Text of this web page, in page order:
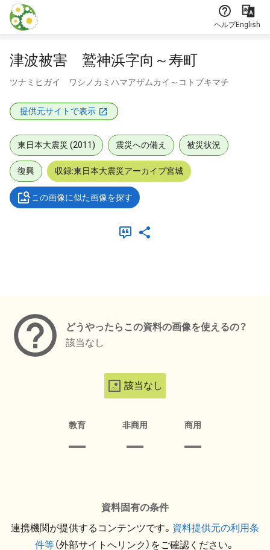
本文に飛ぶ
ヘルプEnglish
津波被害 鷲神浜字向～寿町
ツナミヒガイ ワシノカミハマアザムカイ～コトブキマチ
提供元サイトで表示
東日本大震災 (2011) 震災への備え 被災状況
復興 収録:東日本大震災アーカイブ宮城
この画像に似た画像を探す
どうやったらこの資料の画像を使えるの？
該当なし
該当なし
教育 非商用 商用
資料固有の条件
連携機関が提供するコンテンツです。 資料提供元の利用条
件等（外部サイトへリンク）をご確認ください。